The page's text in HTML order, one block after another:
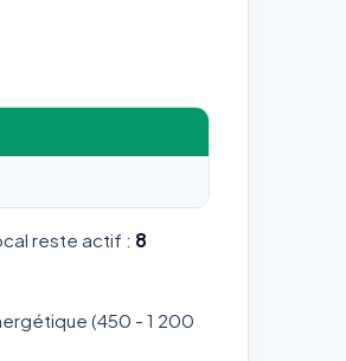
reste actif : 8
(450 - 1 200